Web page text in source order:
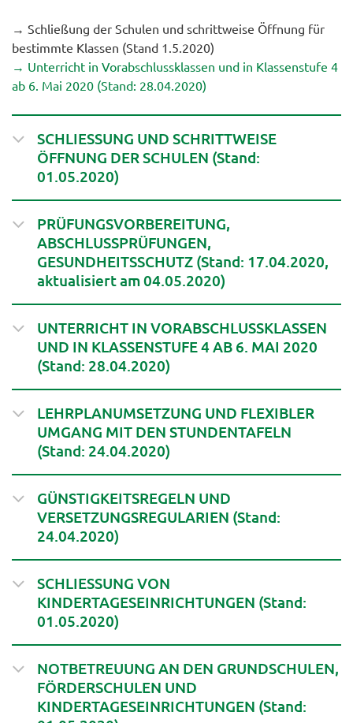
→ Schließung der Schulen und schrittweise Öffnung für
bestimmte Klassen (Stand 1.5.2020)
→ Unterricht in Vorabschlussklassen und in Klassenstufe 4
ab 6. Mai 2020 (Stand: 28.04.2020)
SCHLIESSUNG UND SCHRITTWEISE
ÖFFNUNG DER SCHULEN (Stand:
01.05.2020)
PRÜFUNGSVORBEREITUNG,
ABSCHLUSSPRÜFUNGEN,
GESUNDHEITSSCHUTZ (Stand: 17.04.2020,
aktualisiert am 04.05.2020)
UNTERRICHT IN VORABSCHLUSSKLASSEN
UND IN KLASSENSTUFE 4 AB 6. MAI 2020
(Stand: 28.04.2020)
LEHRPLANUMSETZUNG UND FLEXIBLER
UMGANG MIT DEN STUNDENTAFELN
(Stand: 24.04.2020)
GÜNSTIGKEITSREGELN UND
VERSETZUNGSREGULARIEN (Stand:
24.04.2020)
SCHLIESSUNG VON
KINDERTAGESEINRICHTUNGEN (Stand:
01.05.2020)
NOTBETREUUNG AN DEN GRUNDSCHULEN,
FÖRDERSCHULEN UND
KINDERTAGESEINRICHTUNGEN (Stand: